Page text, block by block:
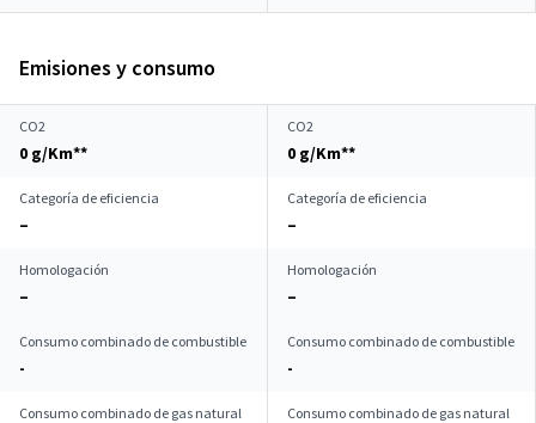
Emisiones y consumo
CO2
0 g/Km**
CO2
0 g/Km**
Categoría de eficiencia
–
Categoría de eficiencia
–
Homologación
–
Homologación
–
Consumo combinado de combustible
-
Consumo combinado de combustible
-
Consumo combinado de gas natural Consumo combinado de gas natural